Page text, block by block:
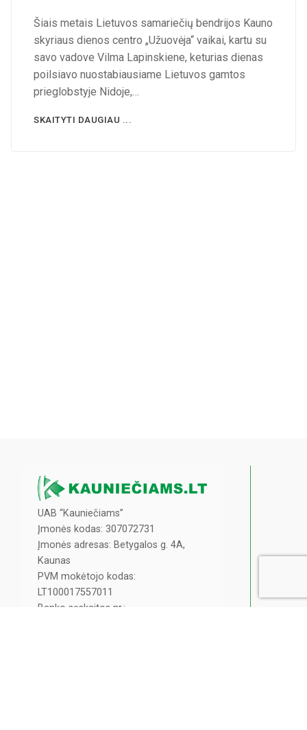
Šiais metais Lietuvos samariečių bendrijos Kauno
skyriaus dienos centro „Užuovėja“ vaikai, kartu su
savo vadove Vilma Lapinskiene, keturias dienas
poilsiavo nuostabiausiame Lietuvos gamtos
prieglobstyje Nidoje,…
SKAITYTI DAUGIAU ...
UAB “Kauniečiams”
Įmonės kodas: 307072731
Įmonės adresas: Betygalos g. 4A,
Kaunas
PVM mokėtojo kodas:
LT100017557011
Banko sąskaitos nr.: